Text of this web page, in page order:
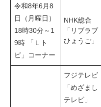
令和8年6月8
日（月曜日）
18時30分～1
9時 「Ｌト
ピ」コーナー
NHK総合
「リブラブ
ひょうご」
フジテレビ
「めざまし
テレビ」